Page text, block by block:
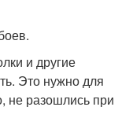
и другие
Это нужно для
не разошлись при